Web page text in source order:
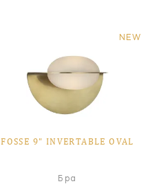
NEW
FOSSE 9" INVERTABLE OVAL
Бра